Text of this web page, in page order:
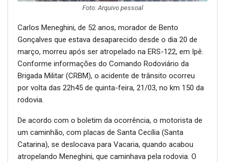
Foto: Arquivo pessoal
Carlos Meneghini, de 52 anos, morador de Bento
Gonçalves que estava desaparecido desde o dia 20 de
março, morreu após ser atropelado na ERS-122, em Ipê.
Conforme informações do Comando Rodoviário da
Brigada Militar (CRBM), o acidente de trânsito ocorreu
por volta das 22h45 de quinta-feira, 21/03, no km 150 da
rodovia.
De acordo com o boletim da ocorrência, o motorista de
um caminhão, com placas de Santa Cecília (Santa
Catarina), se deslocava para Vacaria, quando acabou
atropelando Meneghini, que caminhava pela rodovia. O